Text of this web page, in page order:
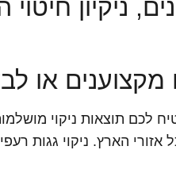
ניקיון
מקצוענים או
הארץ. ניקוי גגות